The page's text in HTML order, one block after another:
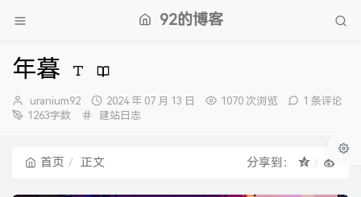
92的博客
年暮
博
主：
uranium92
发
布
2024 年 07 月 13 日 1070 次浏览
1 条评论
1263字数
分
建站日志
首页 正文 分享到：